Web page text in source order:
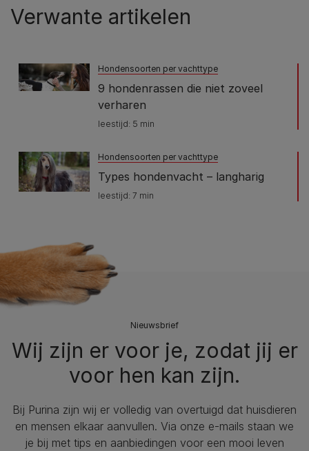
Verwante artikelen
Hondensoorten per vachttype
9 hondenrassen die niet zoveel
verharen
leestijd: 5 min
Hondensoorten per vachttype
Types hondenvacht – langharig
leestijd: 7 min
Nieuwsbrief
Wij zijn er voor je, zodat jij er
voor hen kan zijn.
Bij Purina zijn wij er volledig van overtuigd dat huisdieren
en mensen elkaar aanvullen. Via onze e-mails staan we
je bij met tips en aanbiedingen voor een mooi leven